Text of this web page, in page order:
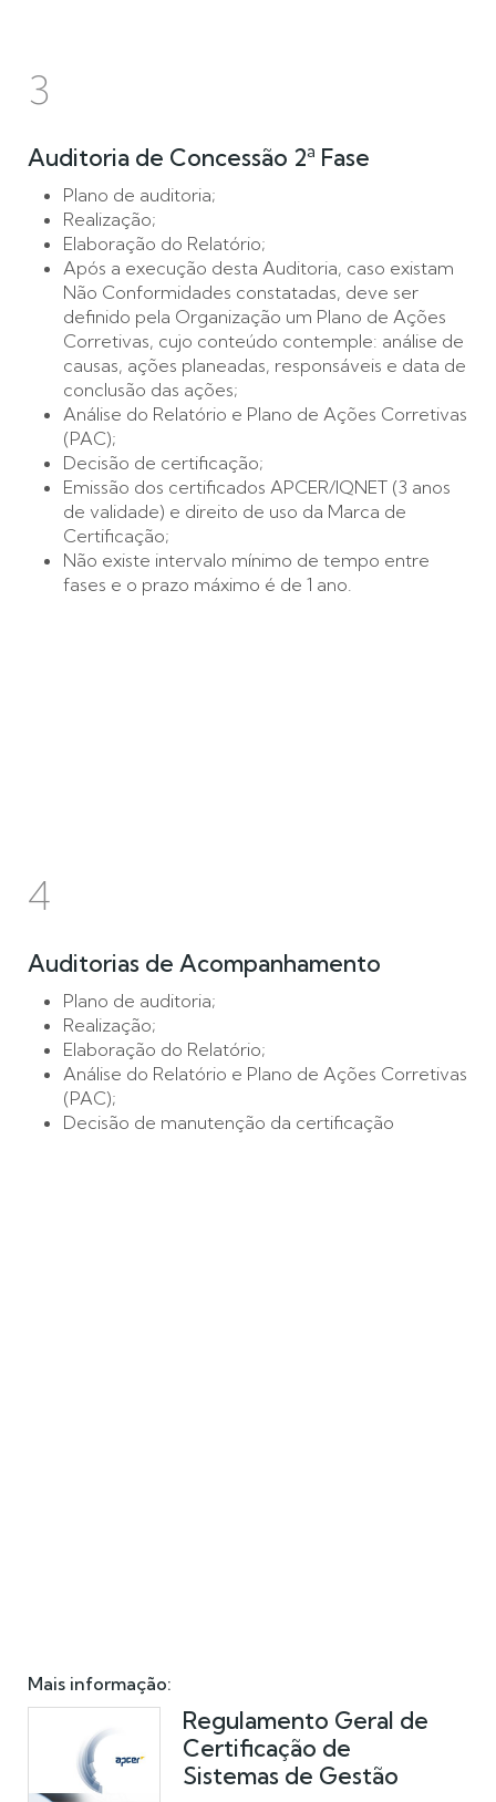
3
Auditoria de Concessão 2ª Fase
Plano de auditoria;
Realização;
Elaboração do Relatório;
Após a execução desta Auditoria, caso existam
Não Conformidades constatadas, deve ser
definido pela Organização um Plano de Ações
Corretivas, cujo conteúdo contemple: análise de
causas, ações planeadas, responsáveis e data de
conclusão das ações;
Análise do Relatório e Plano de Ações Corretivas
(PAC);
Decisão de certificação;
Emissão dos certificados APCER/IQNET (3 anos
de validade) e direito de uso da Marca de
Certificação;
Não existe intervalo mínimo de tempo entre
fases e o prazo máximo é de 1 ano.
4
Auditorias de Acompanhamento
Plano de auditoria;
Realização;
Elaboração do Relatório;
Análise do Relatório e Plano de Ações Corretivas
(PAC);
Decisão de manutenção da certificação
Mais informação:
Regulamento Geral de
Certificação de
Sistemas de Gestão